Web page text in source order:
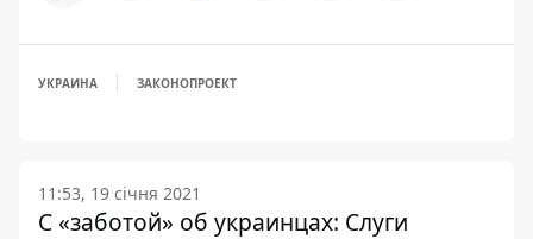
УКРАИНА ЗАКОНОПРОЕКТ
11:53, 19 січня 2021
С «заботой» об украинцах: Слуги